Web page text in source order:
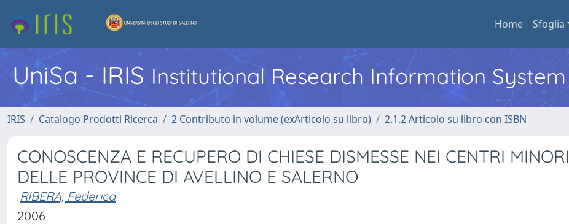
Home Sfoglia
UniSa - IRIS Institutional Research Information System
IRIS Catalogo Prodotti Ricerca 2 Contributo in volume (exArticolo su libro) 2.1.2 Articolo su libro con ISBN
CONOSCENZA E RECUPERO DI CHIESE DISMESSE NEI CENTRI MINORI
DELLE PROVINCE DI AVELLINO E SALERNO
RIBERA, Federica
2006